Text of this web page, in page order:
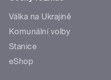
Válka na Ukrajině
Komunální volby
Stanice
eShop